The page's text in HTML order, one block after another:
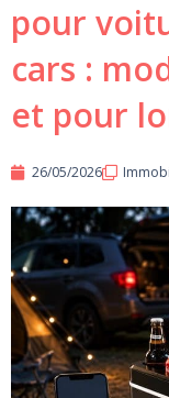
pour
cars :
et pour
26/05/2026